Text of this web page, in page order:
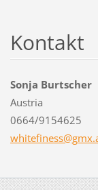
Kontakt
Sonja Burtscher
Austria
0664/9154625
whitefiness@gmx.